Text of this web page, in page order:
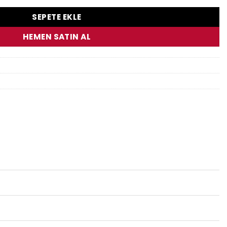
SEPETE EKLE
HEMEN SATIN AL